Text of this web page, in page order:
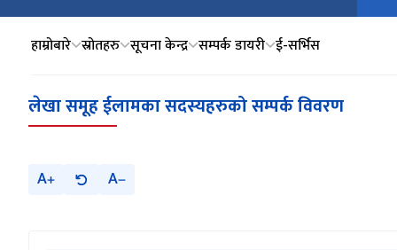
हाम्रोबारे स्रोतहरु सूचना केन्द्र सम्पर्क डायरी ई‍-सर्भिस
लेखा समूह ईलामका सदस्यहरुको सम्पर्क विवरण
A A